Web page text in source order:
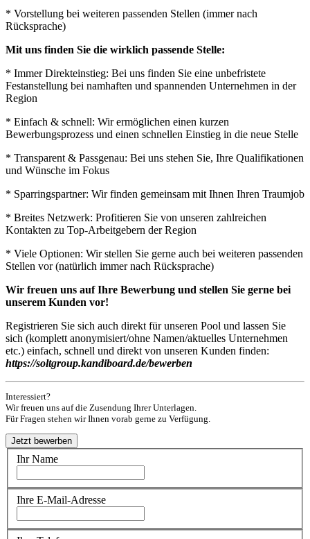
* Vorstellung bei weiteren passenden Stellen (immer nach
Rücksprache)
Mit uns finden Sie die wirklich passende Stelle:
* Immer Direkteinstieg: Bei uns finden Sie eine unbefristete
Festanstellung bei namhaften und spannenden Unternehmen in der
Region
* Einfach & schnell: Wir ermöglichen einen kurzen
Bewerbungsprozess und einen schnellen Einstieg in die neue Stelle
* Transparent & Passgenau: Bei uns stehen Sie, Ihre Qualifikationen
und Wünsche im Fokus
* Sparringspartner: Wir finden gemeinsam mit Ihnen Ihren Traumjob
* Breites Netzwerk: Profitieren Sie von unseren zahlreichen
Kontakten zu Top-Arbeitgebern der Region
* Viele Optionen: Wir stellen Sie gerne auch bei weiteren passenden
Stellen vor (natürlich immer nach Rücksprache)
Wir freuen uns auf Ihre Bewerbung und stellen Sie gerne bei
unserem Kunden vor!
Registrieren Sie sich auch direkt für unseren Pool und lassen Sie
sich (komplett anonymisiert/ohne Namen/aktuelles Unternehmen
etc.) einfach, schnell und direkt von unseren Kunden finden:
https://soltgroup.kandiboard.de/bewerben
Interessiert?
Wir freuen uns auf die Zusendung Ihrer Unterlagen.
Für Fragen stehen wir Ihnen vorab gerne zu Verfügung.
Ihr Name
Ihre E-Mail-Adresse